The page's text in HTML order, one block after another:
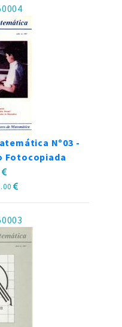
Nº03 -
Fotocopiada